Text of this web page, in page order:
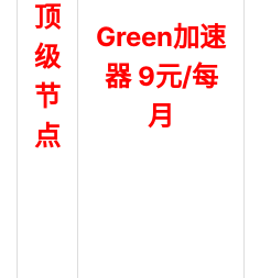
顶
级
节
点
Green加速
器 9元/每
月